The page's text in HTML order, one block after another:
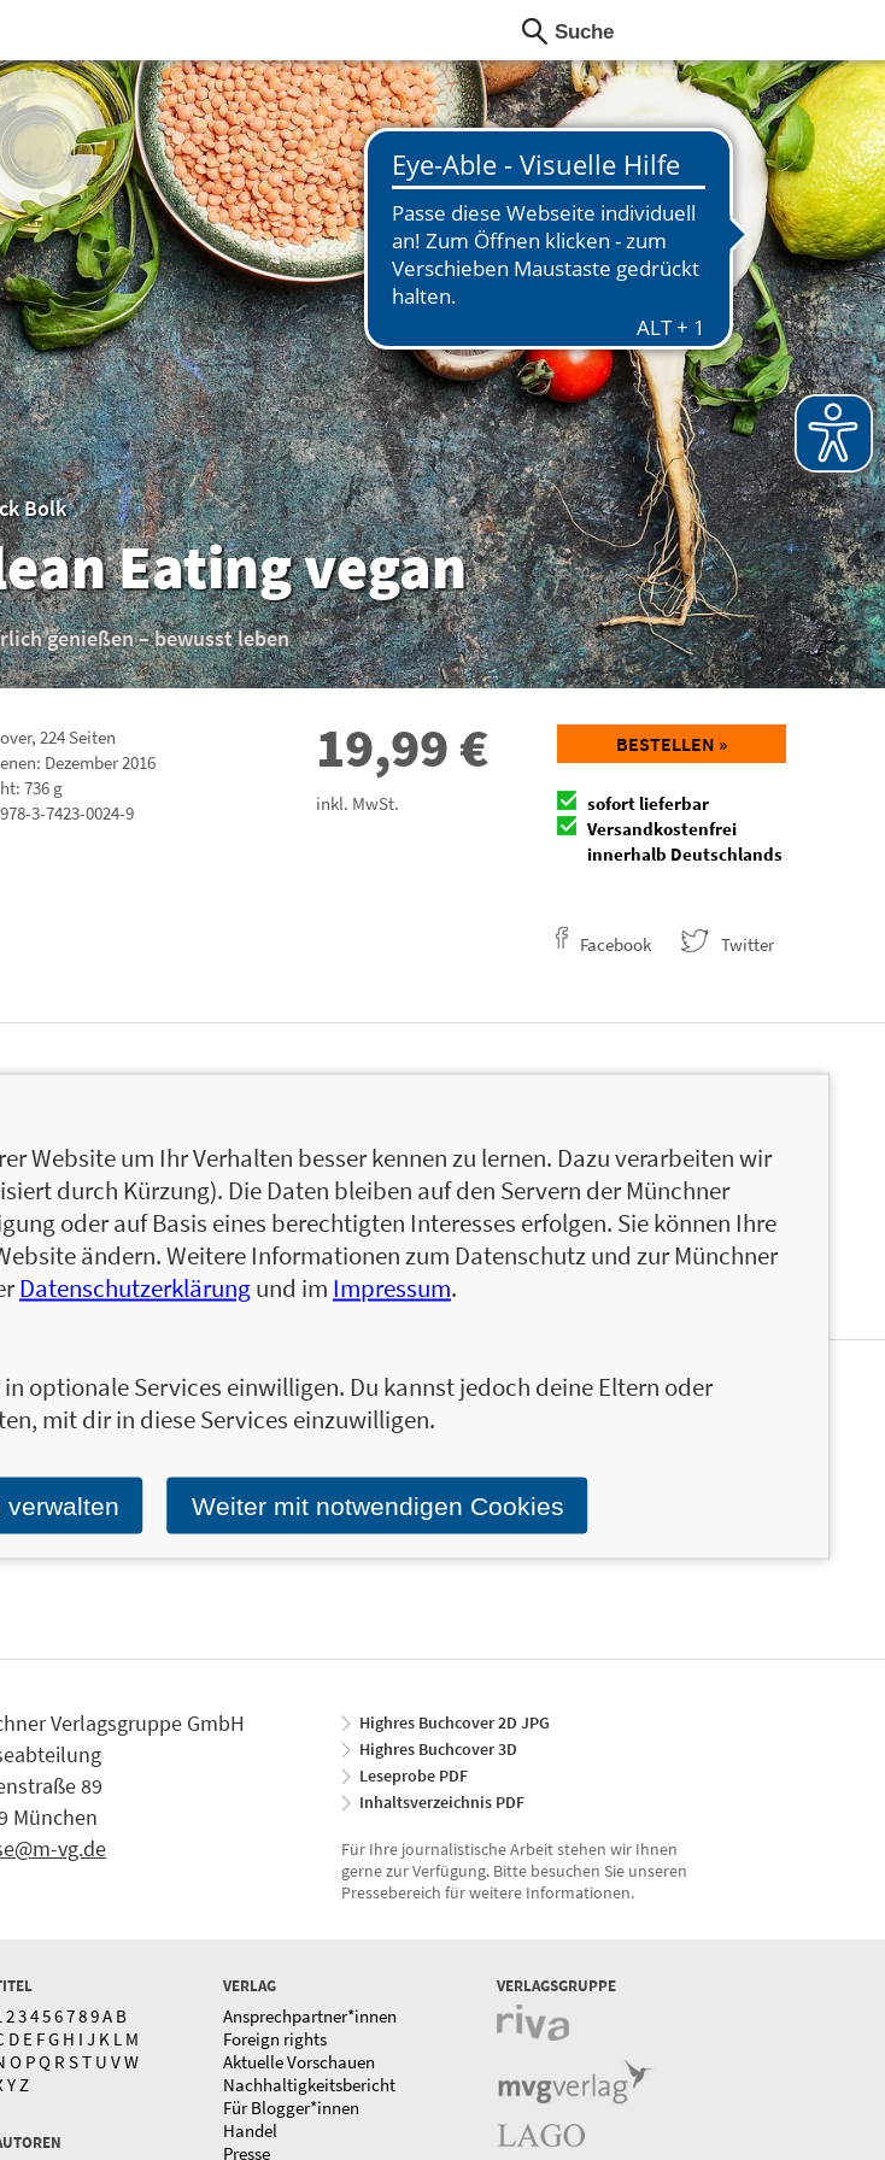
Bolk
Eating vegan
genießen – bewusst leben
, 224 Seiten
Dezember 2016
736 g
978-3-7423-0024-9
19,99€
inkl. MwSt.
BESTELLEN »
sofort lieferbar
Versandkostenfrei
innerhalb Deutschlands
Facebook Twitter
startete, bevor er erfolgreich diverse Sach- und Kochbücher zu veganen
veröffentlichte. Er lebt und arbeitet aktuell mit seiner Frau Eva auf Mallorca. Weitere
bietet www.patrickbolk.de.
Profil von Patrick Bolk
will über interessante Neuerscheinungen und ähnliche Produkte informiert werden.
Sie per E-Mail auf dem aktuellen Stand über das Programm der Münchner Verlagsgruppe.
Adresse:
Verlagsgruppe GmbH
89
München
vg.de
Highres Buchcover 2D JPG
Highres Buchcover 3D
Leseprobe PDF
Inhaltsverzeichnis PDF
Für Ihre journalistische Arbeit stehen wir Ihnen
gerne zur Verfügung. Bitte besuchen Sie unseren
Pressebereich für weitere Informationen.
23456789A B
D E FG H I J K L M
O PQ R ST U VW
Y Z
VERLAG
Ansprechpartner*innen
Foreign rights
Aktuelle Vorschauen
Nachhaltigkeitsbericht
Für Blogger*innen
Handel
Presse
VERLAGSGRUPPE
Website um Ihr Verhalten besser kennen zu lernen. Dazu verarbeiten wir
durch Kürzung). Die Daten bleiben auf den Servern der Münchner
oder auf Basis eines berechtigten Interesses erfolgen. Sie können Ihre
ändern. Weitere Informationen zum Datenschutz und zur Münchner
Datenschutzerklärungund im Impressum.
optionale Services einwilligen. Du kannst jedoch deine Eltern oder
mit dir in diese Services einzuwilligen.
verwalten Weiter mit notwendigen Cookies